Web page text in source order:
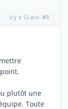
il y a 12 ans #3
plutôt une
Toute